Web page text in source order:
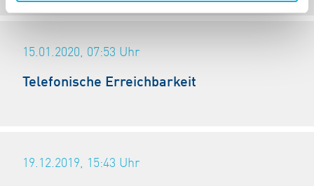
15.01.2020, 07:53 Uhr
Telefonische Erreichbarkeit
19.12.2019, 15:43 Uhr